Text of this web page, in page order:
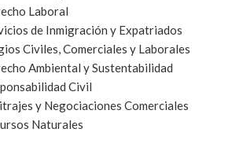
Laboral
de Inmigración y Expatriados
Civiles, Comerciales y Laborales
Ambiental y Sustentabilidad
Civil
y Negociaciones Comerciales
Naturales